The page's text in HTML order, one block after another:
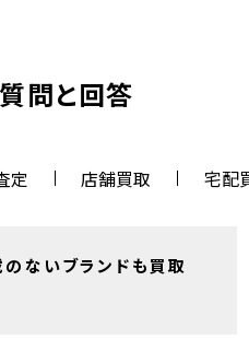
問と回答
定 店舗買取 宅配
ないブランドも買取